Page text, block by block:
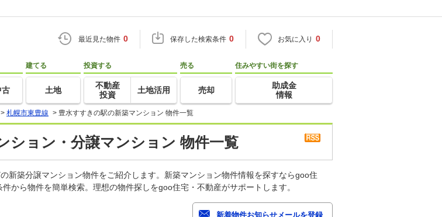
最近見た物件 0 保存した検索条件 0 お気に入り 0
古
建てる
土地
投資する
不動産
投資
土地活用
売る
売却
住みやすい街を探す
助成金
情報
> 札幌市東豊線 > 豊水すすきの駅の新築マンション 物件一覧
ション・分譲マンション 物件一覧
新築分譲マンション物件をご紹介します。新築マンション物件情報を探すならgoo住
から物件を簡単検索。理想の物件探しをgoo住宅・不動産がサポートします。